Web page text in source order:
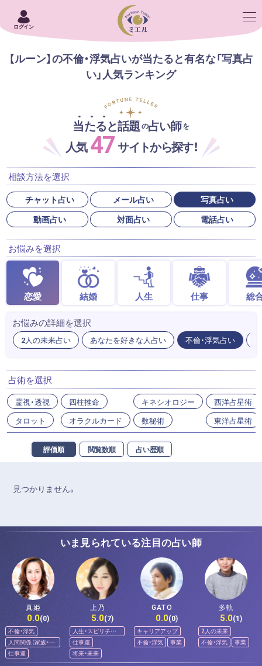
ログイン
【ルーン】の不倫・浮気占いが当たると有名な「写真占
い」人気ランキング
当たると話題の占い師を
人気47サイトから探す！
相談方法を選択
チャット占い メール占い
写真占い
動画占い
対面占い 電話占い
お悩みを選択
恋愛 結婚 人生 仕事 総
お悩みの詳細を選択
2人の未来占い あなたを好きな人占い 不倫・浮気占い
占術を選択
霊視・透視
タロット
四柱推命
オラクルカード
キネシオロジー
数秘術
西洋占星術
東洋占星術
評価順 閲覧数順 占い歴順
見つかりません。
いま見られている注目の占い師
真姫
0.0(0)
不倫・浮気
人間関係（家族・友
人）
仕事運
上乃
5.0(7)
人生・スピリチュ
アル
仕事運
将来・未来
GATO
0.0(0)
キャリアアップ
不倫・浮気
事業
多軌
5.0(1)
2人の未来
不倫・浮気
事業